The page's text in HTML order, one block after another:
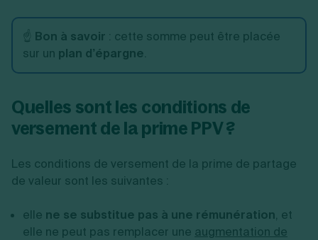
☝️ Bon à savoir : cette somme peut être placée
sur un plan d’épargne.
Quelles sont les conditions de
versement de la prime PPV ?
Les conditions de versement de la prime de partage
de valeur sont les suivantes :
elle ne se substitue pas à une rémunération, et
elle ne peut pas remplacer une augmentation de